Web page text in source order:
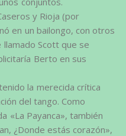
y Rioja (por
en un bailongo, con otros
Scott que se
Berto en sus
la merecida crítica
del tango. Como
«La Payanca», también
¿Donde estás corazón»,